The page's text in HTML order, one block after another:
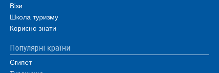
Візи
Школа туризму
Корисно знати
Популярні країни
Єгипет